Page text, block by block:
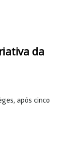
da
após cinco